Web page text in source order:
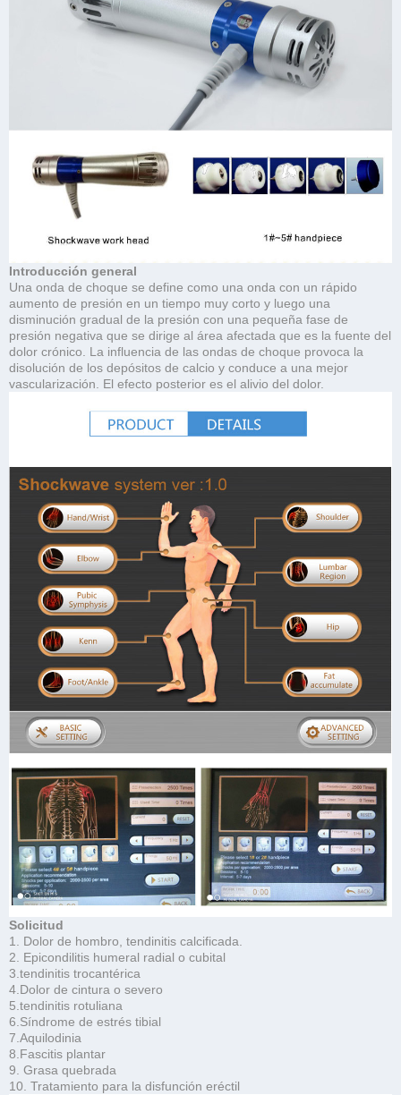
Introducción general
Una onda de choque se define como una onda con un rápido
aumento de presión en un tiempo muy corto y luego una
disminución gradual de la presión con una pequeña fase de
presión negativa que se dirige al área afectada que es la fuente del
dolor crónico. La influencia de las ondas de choque provoca la
disolución de los depósitos de calcio y conduce a una mejor
vascularización. El efecto posterior es el alivio del dolor.
Solicitud
1. Dolor de hombro, tendinitis calcificada.
2. Epicondilitis humeral radial o cubital
3.tendinitis trocantérica
4.Dolor de cintura o severo
5.tendinitis rotuliana
6.Síndrome de estrés tibial
7.Aquilodinia
8.Fascitis plantar
9. Grasa quebrada
10. Tratamiento para la disfunción eréctil